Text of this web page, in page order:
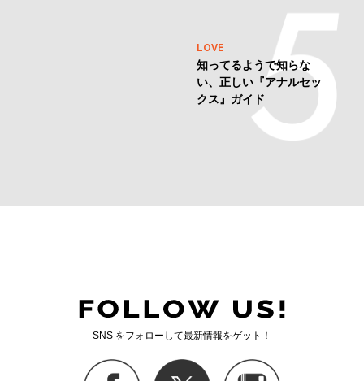
LOVE
知ってるようで知らな
い、正しい『アナルセッ
クス』ガイド
SNS をフォローして最新情報をゲット！